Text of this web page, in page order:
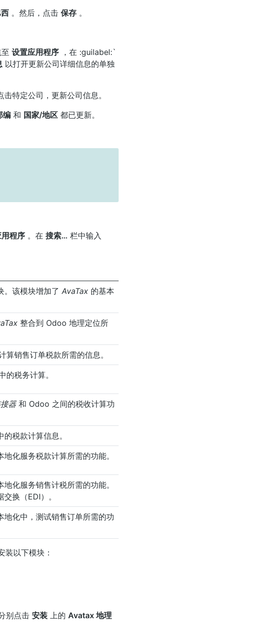
。然后，点击 保存 。
设置应用程序 ，在 :guilabel:`
以打开更新公司详细信息的单独
特定公司，更新公司信息。
编 和 国家/地区 都已更新。
用程序 。在 搜索… 栏中输入
。该模块增加了 AvaTax 的基本
整合到 Odoo 地理定位所
算销售订单税款所需的信息。
的税务计算。
器和 Odoo 之间的税收计算功
税款计算信息。
化服务税款计算所需的功能。
化服务销售计税所需的功能。
换（EDI）。
地化中，测试销售订单所需的功
以下模块：
别点击 安装 上的 Avatax 地理